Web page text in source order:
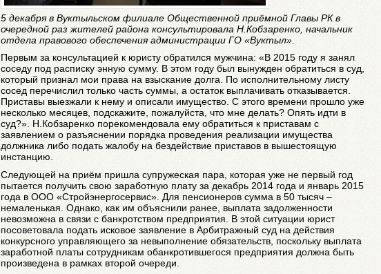
5 декабря в Вуктыльском филиале Общественной приёмной Главы РК в
очередной раз жителей района консультировала Н.Кобзаренко, начальник
отдела правового обеспечения администрации ГО «Вуктыл».
Первым за консультацией к юристу обратился мужчина: «В 2015 году я занял
соседу под расписку энную сумму. В этом году был вынужден обратиться в суд,
который признал мои права на взыскание долга. По исполнительному листу
сосед перечислил только часть суммы, а остаток выплачивать отказывается.
Приставы выезжали к нему и описали имущество. С этого времени прошло уже
несколько месяцев, подскажите, пожалуйста, что мне делать? Опять идти в
суд?». Н.Кобзаренко порекомендовала ему обратиться к приставам с
заявлением о разъяснении порядка проведения реализации имущества
должника либо подать жалобу на бездействие приставов в вышестоящую
инстанцию.
Следующей на приём пришла супружеская пара, которая уже не первый год
пытается получить свою заработную плату за декабрь 2014 года и январь 2015
года в ООО «Стройэнергосервис». Для пенсионеров сумма в 50 тысяч –
немаленькая. Однако, как им объяснили ранее, выплата задолженности
невозможна в связи с банкротством предприятия. В этой ситуации юрист
посоветовала подать исковое заявление в Арбитражный суд на действия
конкурсного управляющего за невыполнение обязательств, поскольку выплата
заработной платы сотрудникам обанкротившегося предприятия должна быть
произведена в рамках второй очереди.